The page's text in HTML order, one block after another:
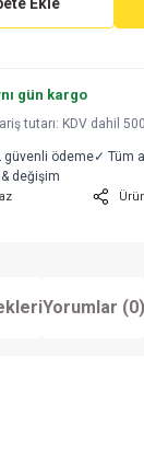
gün kargo
tutarı: KDV dahil
güvenli ödeme✓ Tüm
değişim
Yorumlar (0)